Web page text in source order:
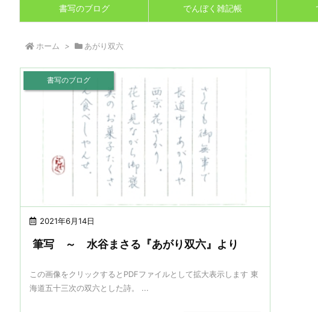
書写のブログ でんぼく雑記帳
ホーム > あがり双六
2021年6月14日
書写のブログ
筆写 ～ 水谷まさる『あがり双六』より
この画像をクリックするとPDFファイルとして拡大表示します 東
海道五十三次の双六とした詩。 ...